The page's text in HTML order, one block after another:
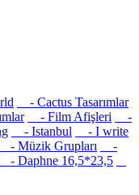
- Cactus Tasarımlar
- Film Afişleri
-
- Istanbul
- I write
- Müzik Grupları
-
- Daphne 16,5*23,5